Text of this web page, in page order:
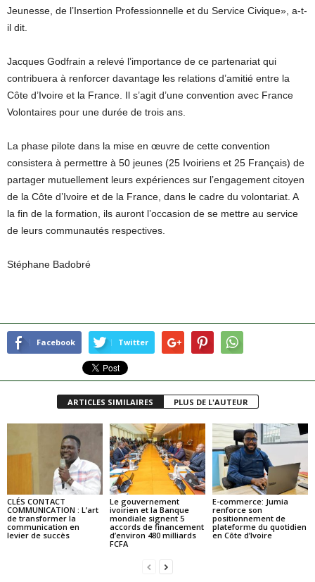
Jeunesse, de l’Insertion Professionnelle et du Service Civique», a-t-
il dit.
Jacques Godfrain a relevé l’importance de ce partenariat qui
contribuera à renforcer davantage les relations d’amitié entre la
Côte d’Ivoire et la France. Il s’agit d’une convention avec France
Volontaires pour une durée de trois ans.
La phase pilote dans la mise en œuvre de cette convention
consistera à permettre à 50 jeunes (25 Ivoiriens et 25 Français) de
partager mutuellement leurs expériences sur l’engagement citoyen
de la Côte d’Ivoire et de la France, dans le cadre du volontariat. A
la fin de la formation, ils auront l’occasion de se mettre au service
de leurs communautés respectives.
Stéphane Badobré
Facebook Twitter
ARTICLES SIMILAIRES PLUS DE L'AUTEUR
CLÉS CONTACT
COMMUNICATION : L’art
de transformer la
communication en
levier de succès
Le gouvernement
ivoirien et la Banque
mondiale signent 5
accords de financement
d’environ 480 milliards
FCFA
E-commerce: Jumia
renforce son
positionnement de
plateforme du quotidien
en Côte d’Ivoire